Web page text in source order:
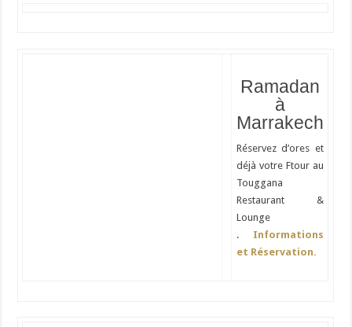
Ramadan
à
Marrakech
Réservez d’ores et
déjà votre Ftour au
Touggana
Restaurant &
Lounge
. Informations
et Réservation.